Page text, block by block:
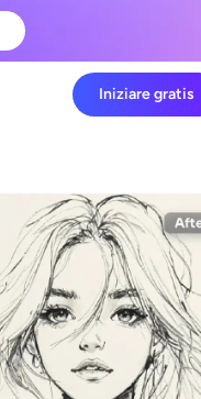
Iniziare gratis